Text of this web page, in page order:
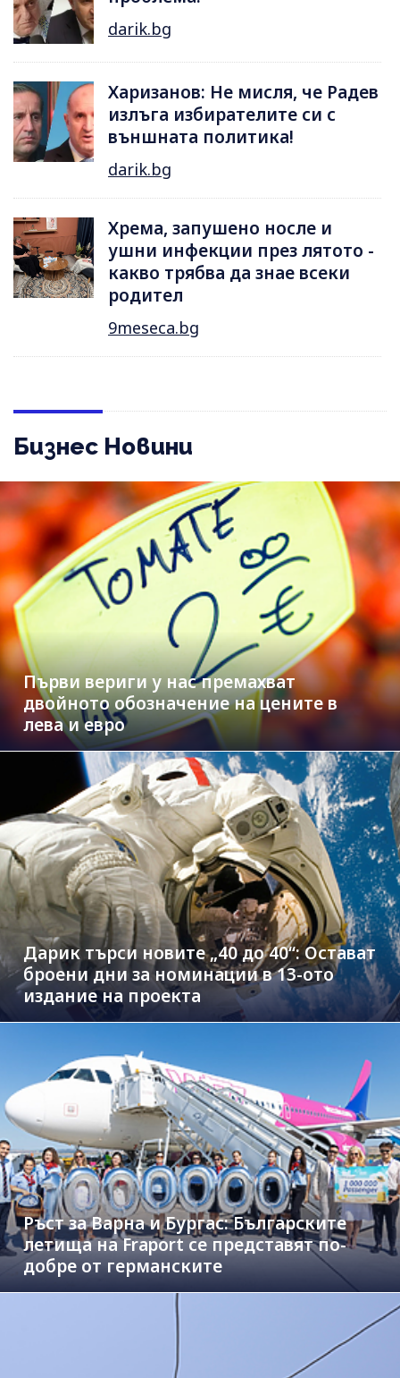
darik.bg
Харизанов: Не мисля, че Радев
излъга избирателите си с
външната политика!
darik.bg
Хрема, запушено носле и
ушни инфекции през лятотo -
какво трябва да знае всеки
родител
9meseca.bg
Бизнес Новини
Първи вериги у нас премахват
двойното обозначение на цените в
лева и евро
Дарик търси новите „40 до 40“: Остават
броени дни за номинации в 13-ото
издание на проекта
Ръст за Варна и Бургас: Българските
летища на Fraport се представят по-
добре от германските